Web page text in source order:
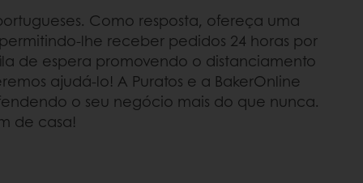
Como resposta, ofereça uma
lhe receber pedidos 24 horas por
de espera promovendo o distanciamento
ajudá-lo! A Puratos e a BakerOnline
o seu negócio mais do que nunca.
de casa!